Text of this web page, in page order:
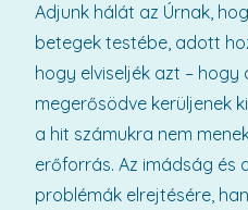
Adjunk hálát az Úrnak,
betegek testébe, adott
hogy elviseljék azt – hogy
megerősödve kerüljenek
a hit számukra nem
erőforrás. Az imádság és
problémák elrejtésére,